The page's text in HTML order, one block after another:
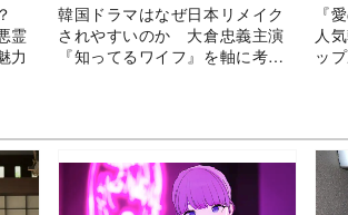
霊
力
韓国ドラマはなぜ日本リメイク
されやすいのか 大倉忠義主演
『知ってるワイフ』を軸に考え
『
人
ッ